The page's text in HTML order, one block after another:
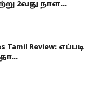
2வது நாள...
Tamil Review: எப்படி